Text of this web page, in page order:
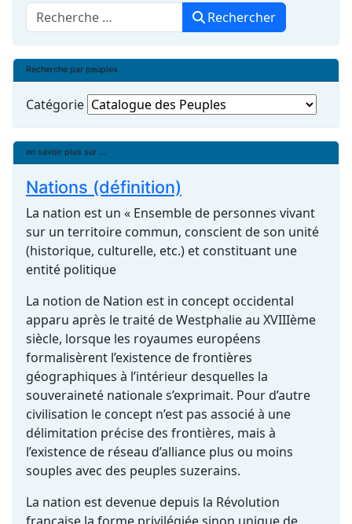
Rechercher Rechercher
Recherche par peuples
Catégorie
en savoir plus sur ...
Nations (définition)
La nation est un « Ensemble de personnes vivant
sur un territoire commun, conscient de son unité
(historique, culturelle, etc.) et constituant une
entité politique
La notion de Nation est in concept occidental
apparu après le traité de Westphalie au XVIIIème
siècle, lorsque les royaumes européens
formalisèrent l’existence de frontières
géographiques à l’intérieur desquelles la
souveraineté nationale s’exprimait. Pour d’autre
civilisation le concept n’est pas associé à une
délimitation précise des frontières, mais à
l’existence de réseau d’alliance plus ou moins
souples avec des peuples suzerains.
La nation est devenue depuis la Révolution